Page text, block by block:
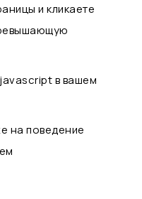
и кликаете
в вашем
на поведение